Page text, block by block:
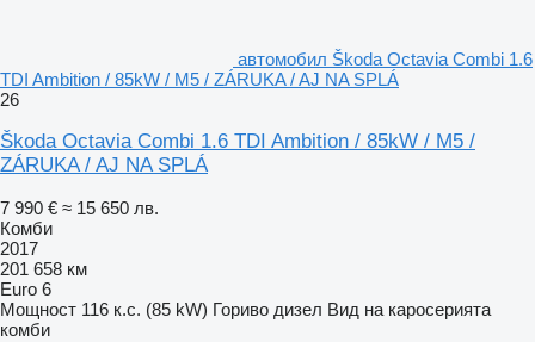
автомобил Škoda Octavia Combi 1.6
TDI Ambition / 85kW / M5 / ZÁRUKA / AJ NA SPLÁ
26
Škoda Octavia Combi 1.6 TDI Ambition / 85kW / M5 /
ZÁRUKA / AJ NA SPLÁ
7 990 € ≈ 15 650 лв.
Комби
2017
201 658 км
Euro 6
Мощност 116 к.с. (85 kW) Гориво дизел Вид на каросерията
комби